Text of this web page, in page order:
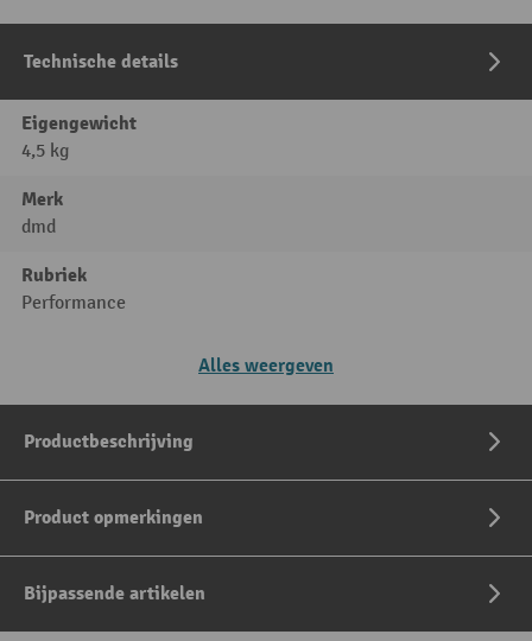
Technische details
Eigengewicht
4,5 kg
Merk
dmd
Rubriek
Performance
Alles weergeven
Productbeschrijving
Product opmerkingen
Bijpassende artikelen